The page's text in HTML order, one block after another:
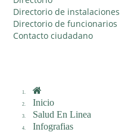
Directorio de instalaciones
Directorio de funcionarios
Contacto ciudadano
Inicio
Salud En Linea
Infografias